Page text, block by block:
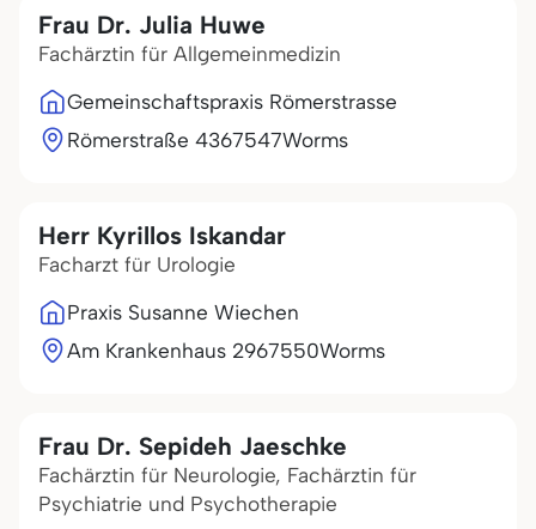
Frau Dr. Julia Huwe
Fachärztin für Allgemeinmedizin
Gemeinschaftspraxis Römerstrasse
Römerstraße 4367547Worms
Herr Kyrillos Iskandar
Facharzt für Urologie
Praxis Susanne Wiechen
Am Krankenhaus 2967550Worms
Frau Dr. Sepideh Jaeschke
Fachärztin für Neurologie, Fachärztin für
Psychiatrie und Psychotherapie